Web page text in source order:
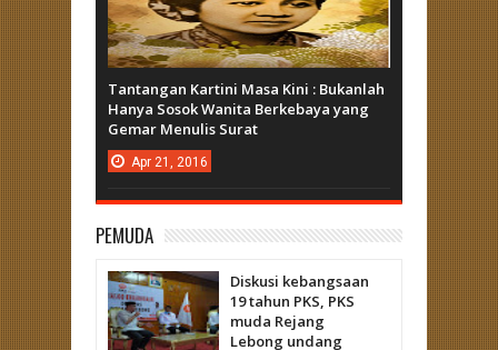
Tantangan Kartini Masa Kini : Bukanlah
Hanya Sosok Wanita Berkebaya yang
Gemar Menulis Surat
Apr 21, 2016
PEMUDA
Diskusi kebangsaan
19 tahun PKS, PKS
muda Rejang
Lebong undang